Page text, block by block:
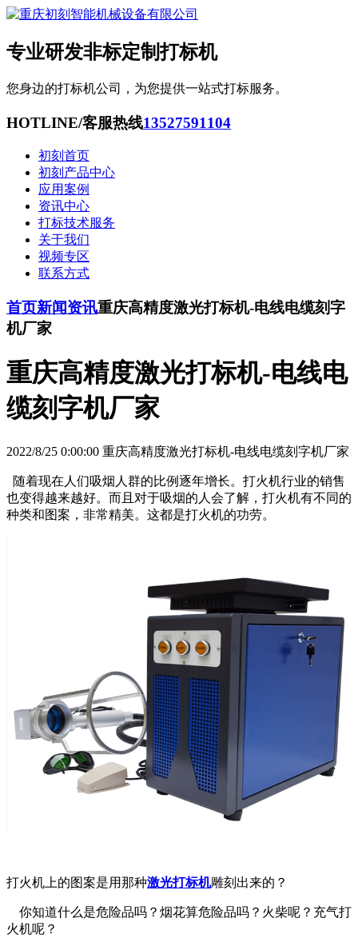
专业研发非标定制打标机
您身边的打标机公司，为您提供一站式打标服务。
HOTLINE/客服热线13527591104
初刻首页
初刻产品中心
应用案例
资讯中心
打标技术服务
关于我们
视频专区
联系方式
首页新闻资讯重庆高精度激光打标机-电线电缆刻字
机厂家
重庆高精度激光打标机-电线电
缆刻字机厂家
2022/8/25 0:00:00 重庆高精度激光打标机-电线电缆刻字机厂家
随着现在人们吸烟人群的比例逐年增长。打火机行业的销售
也变得越来越好。而且对于吸烟的人会了解，打火机有不同的
种类和图案，非常精美。这都是打火机的功劳。
打火机上的图案是用那种激光打标机雕刻出来的？
你知道什么是危险品吗？烟花算危险品吗？火柴呢？充气打
火机呢？